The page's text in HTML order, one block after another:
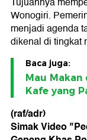
Wonogiri.
menjadi agenda
dikenal di tingkat
Baca juga:
Mau Makan
Kafe yang
(raf/adr)
Simak Video "